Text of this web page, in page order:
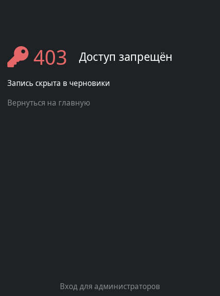
403 Доступ запрещён
Запись скрыта в черновики
Вернуться на главную
Вход для администраторов